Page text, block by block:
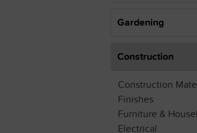
Gardening
Construction
Construction
Finishes
Furniture &
Electrical